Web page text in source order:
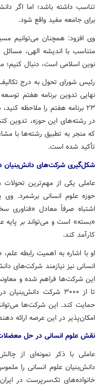
تناسب داشته باشد؛ اما اگر
برای جامعه مفید واقع شود.
وی افزود: همچنان می‌توانیم
متناسب با اندیشه الهی،
نوین اسلامی است، دنبال کنیم؛
رئیس شورای تحول به درج
۲۳ برنامه هفتم را ملاحظه
در رشته‌های این حوزه، تدوین
که منجر به تطبیق رشته‌ها با
تأکید شده است.
شکل‌گیری شرکت‌های دانش‌بنیان
عاملی یکی از مهم‌ترین تحولات
حوزه علوم انسانی برشمرد. وی
اشتباه صرفاً معادل
«بسته» است و می‌تواند بر پایه
کارآمد کند.
او با اشاره به اهمیت رابطه
انسانی نیز نیازمند شرکت‌های
این شرکت‌ها فراهم شده و
تا از ۳۰۰۰ شرکت
حمایت کند. این شرکت‌ها
امکان‌پذیر در این عرصه ارائه
نقش علوم انسانی در حل
عاملی با ذکر نمونه‌ای از
دانش‌بنیان علوم انسانی را
خانواده‌های تک‌سرپرست در